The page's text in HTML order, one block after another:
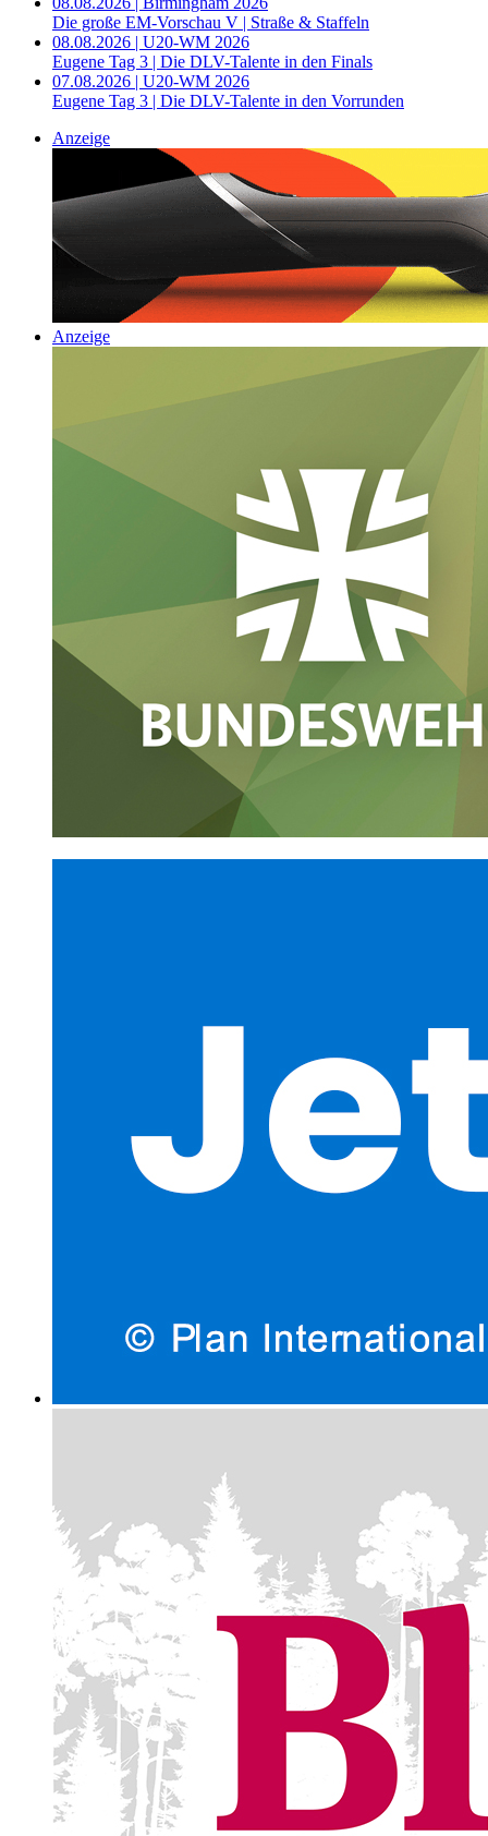
Die große EM-Vorschau V | Straße & Staffeln
08.08.2026 | U20-WM 2026
Eugene Tag 3 | Die DLV-Talente in den Finals
07.08.2026 | U20-WM 2026
Eugene Tag 3 | Die DLV-Talente in den Vorrunden
Anzeige
Anzeige